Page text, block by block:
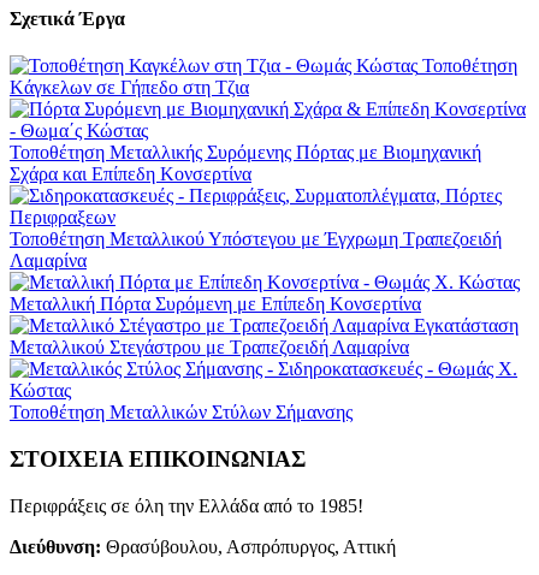
ΣχετικάΈργα
Τοποθέτηση
Kάγκελων σε Γήπεδο στη Τζια
Τοποθέτηση Μεταλλικής Συρόμενης Πόρτας με Βιομηχανική
Σχάρα και Επίπεδη Κονσερτίνα
Τοποθέτηση Μεταλλικού Υπόστεγου με Έγχρωμη Τραπεζοειδή
Λαμαρίνα
Μεταλλική Πόρτα Συρόμενη με Επίπεδη Κονσερτίνα
Εγκατάσταση
Μεταλλικού Στεγάστρου με Τραπεζοειδή Λαμαρίνα
Τοποθέτηση Μεταλλικών Στύλων Σήμανσης
ΣΤΟΙΧΕΙΑ ΕΠΙΚΟΙΝΩΝΙΑΣ
Περιφράξεις σε όλη την Ελλάδα από το 1985!
Διεύθυνση: Θρασύβουλου, Ασπρόπυργος, Αττική